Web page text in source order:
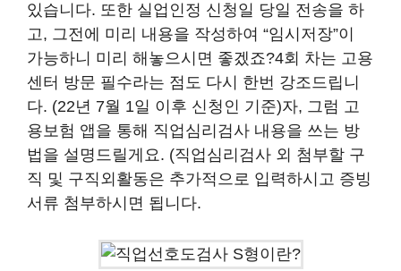
있습니다. 또한 실업인정 신청일 당일 전송을 하
고, 그전에 미리 내용을 작성하여 “임시저장”이
가능하니 미리 해놓으시면 좋겠죠?4회 차는 고용
센터 방문 필수라는 점도 다시 한번 강조드립니
다. (22년 7월 1일 이후 신청인 기준)자, 그럼 고
용보험 앱을 통해 직업심리검사 내용을 쓰는 방
법을 설명드릴게요. (직업심리검사 외 첨부할 구
직 및 구직외활동은 추가적으로 입력하시고 증빙
서류 첨부하시면 됩니다.